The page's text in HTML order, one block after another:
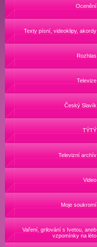
Ocenění
Texty písní, videoklipy, akordy
Rozhlas
Televize
Český Slavík
TÝTÝ
Televizní archív
Video
Moje soukromí
Vaření, grilování s Ivetou, aneb
vzpomínky na léto